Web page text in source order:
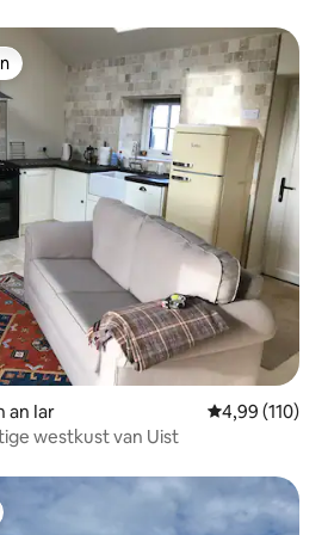
an Iar Gemiddelde
4,99 (110)
westkust van Uist